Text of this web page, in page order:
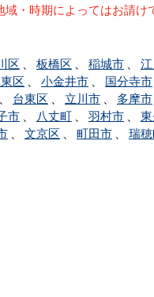
・時期によってはお請
区 板橋区 稲城市
区 小金井市 国分寺市
台東区 立川市 多摩市
市 八丈町 羽村市
文京区 町田市 瑞